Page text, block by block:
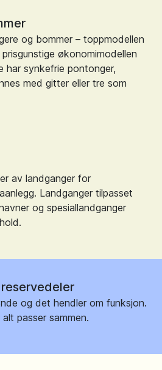
og bommer – toppmodellen
økonomimodellen
har synkefrie pontonger,
med gitter eller tre som
av landganger for
Landganger tilpasset
og spesiallandganger
og det hendler om funksjon.
passer sammen.